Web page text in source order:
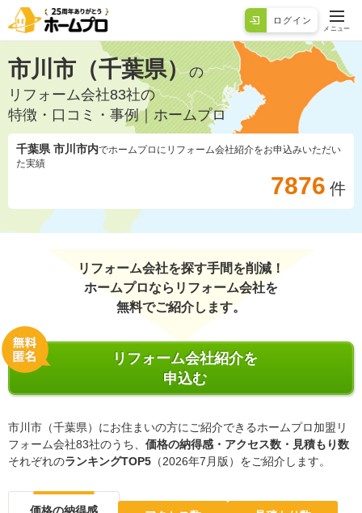
ログイン
メニュー
市川市（千葉県）の
リフォーム会社83社の
特徴・口コミ・事例｜ホームプロ
千葉県 市川市内でホームプロにリフォーム会社紹介をお申込みいただい
た実績
7876 件
リフォーム会社を探す手間を削減！
ホームプロならリフォーム会社を
無料でご紹介します。
リフォーム会社紹介を
申込む
市川市（千葉県）にお住まいの方にご紹介できるホームプロ加盟リ
フォーム会社83社のうち、 価格の納得感・アクセス数・見積もり数
それぞれのランキングTOP5 （2026年7月版）をご紹介します。